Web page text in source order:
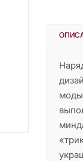
моды